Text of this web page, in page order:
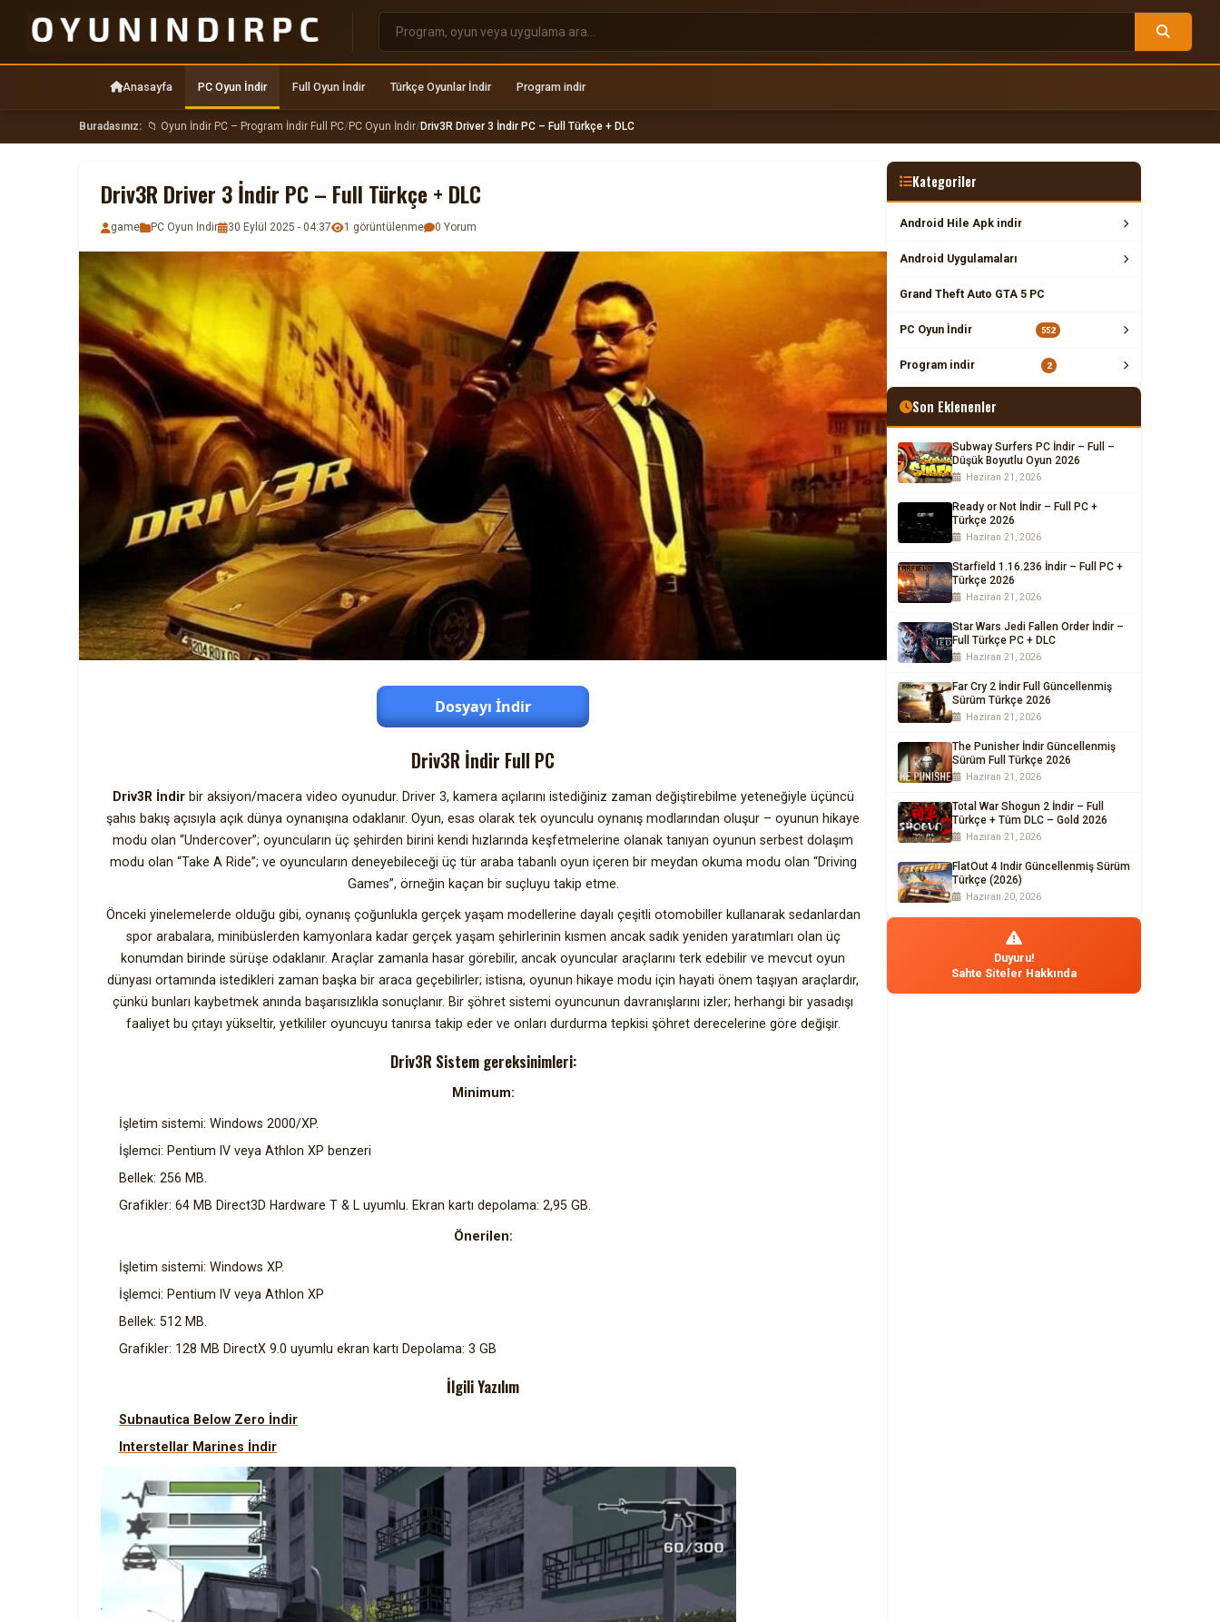
Anasayfa PC Oyun İndir Full Oyun İndir Türkçe Oyunlar İndir Program indir
Buradasınız: 📁 Oyun İndir PC – Program İndir Full PC/PC Oyun İndir/Driv3R Driver 3 İndir PC – Full Türkçe + DLC
Driv3R Driver 3 İndir PC – Full Türkçe + DLC
game PC Oyun İndir 30 Eylül 2025 - 04:37 1 görüntülenme 0 Yorum
Dosyayı İndir
Driv3R İndir Full PC
Driv3R İndirbir aksiyon/macera video oyunudur. Driver 3, kamera açılarını istediğiniz zaman değiştirebilme yeteneğiyle üçüncü
şahıs bakış açısıyla açık dünya oynanışına odaklanır. Oyun, esas olarak tek oyunculu oynanış modlarından oluşur – oyunun hikaye
modu olan “Undercover”; oyuncuların üç şehirden birini kendi hızlarında keşfetmelerine olanak tanıyan oyunun serbest dolaşım
modu olan “Take A Ride”; ve oyuncuların deneyebileceği üç tür araba tabanlı oyun içeren bir meydan okuma modu olan “Driving
Games”, örneğin kaçan bir suçluyu takip etme.
Önceki yinelemelerde olduğu gibi, oynanış çoğunlukla gerçek yaşam modellerine dayalı çeşitli otomobiller kullanarak sedanlardan
spor arabalara, minibüslerden kamyonlara kadar gerçek yaşam şehirlerinin kısmen ancak sadık yeniden yaratımları olan üç
konumdan birinde sürüşe odaklanır. Araçlar zamanla hasar görebilir, ancak oyuncular araçlarını terk edebilir ve mevcut oyun
dünyası ortamında istedikleri zaman başka bir araca geçebilirler; istisna, oyunun hikaye modu için hayati önem taşıyan araçlardır,
çünkü bunları kaybetmek anında başarısızlıkla sonuçlanır. Bir şöhret sistemi oyuncunun davranışlarını izler; herhangi bir yasadışı
faaliyet bu çıtayı yükseltir, yetkililer oyuncuyu tanırsa takip eder ve onları durdurma tepkisi şöhret derecelerine göre değişir.
Driv3R Sistem gereksinimleri:
Minimum:
İşletim sistemi: Windows 2000/XP.
İşlemci: Pentium IV veya Athlon XP benzeri
Bellek: 256 MB.
Grafikler: 64 MB Direct3D Hardware T & L uyumlu. Ekran kartı depolama: 2,95 GB.
Önerilen:
İşletim sistemi: Windows XP.
İşlemci: Pentium IV veya Athlon XP
Bellek: 512 MB.
Grafikler: 128 MB DirectX 9.0 uyumlu ekran kartı Depolama: 3 GB
İlgili Yazılım
Subnautica Below Zero İndir
Interstellar Marines İndir
Kategoriler
Android Hile Apk indir
Android Uygulamaları
Grand Theft Auto GTA 5 PC
PC Oyun İndir 552
Program indir 2
Son Eklenenler
Subway Surfers PC İndir – Full –
Düşük Boyutlu Oyun 2026
Haziran 21, 2026
Ready or Not İndir – Full PC +
Türkçe 2026
Haziran 21, 2026
Starfield 1.16.236 İndir – Full PC +
Türkçe 2026
Haziran 21, 2026
Star Wars Jedi Fallen Order İndir –
Full Türkçe PC + DLC
Haziran 21, 2026
Far Cry 2 İndir Full Güncellenmiş
Sürüm Türkçe 2026
Haziran 21, 2026
The Punisher İndir Güncellenmiş
Sürüm Full Türkçe 2026
Haziran 21, 2026
Total War Shogun 2 İndir – Full
Türkçe + Tüm DLC – Gold 2026
Haziran 21, 2026
FlatOut 4 Indir Güncellenmiş Sürüm
Türkçe (2026)
Haziran 20, 2026
Duyuru!
Sahte Siteler Hakkında